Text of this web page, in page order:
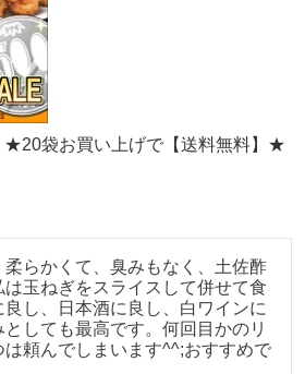
★20袋お買い上げで【送料無料】★
柔らかくて、臭みもなく、土佐酢
玉ねぎをスライスして併せて食
し、日本酒に良し、白ワインに
しても最高です。何回目かのリ
は頼んでしまいます^^;おすすめで